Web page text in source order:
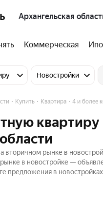
Архангельская
Коммерческая
Новостройки
Купить Квартира 4 и более
вторичном рынке в
в новостройке —
предложения в